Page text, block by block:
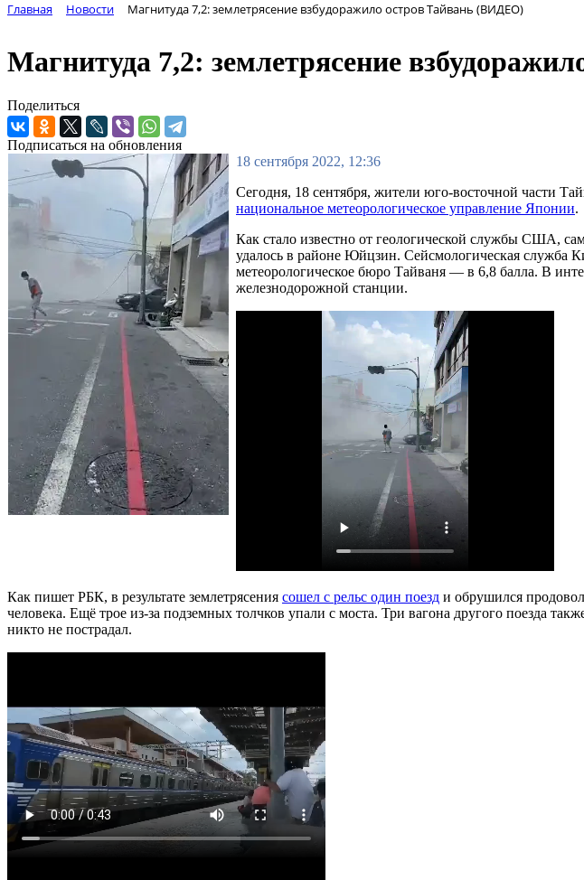
Главная Новости Магнитуда 7,2: землетрясение взбудоражило остров Тайвань (ВИДЕО)
Магнитуда 7,2: землетрясение
Поделиться
Подписаться на обновления
18 сентября 2022, 12:36
Сегодня, 18 сентября, жители юго-восточной части
национальное метеорологическое управление Японии.
Как стало известно от геологической службы США,
удалось в районе Юйцзин. Сейсмологическая служба
метеорологическое бюро Тайваня — в 6,8 балла. В
железнодорожной станции.
Как пишет РБК, в результате землетрясения сошел с рельс один поезд и обрушился
человека. Ещё трое из-за подземных толчков упали с моста. Три вагона другого поезда
никто не пострадал.